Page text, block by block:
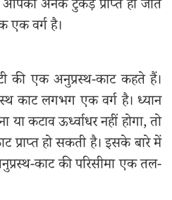
अनेक टुकड़े प्राप्त हो जाते
एक वर्ग है।
की एक अनुप्रस्थ-काट कहते हैं।
काट लगभग एक वर्ग है। ध्यान
कटाव ऊर्ध्वाधर नहीं होगा, तो
प्राप्त हो सकती है। इसके बारे में
काट की परिसीमा एक तल-